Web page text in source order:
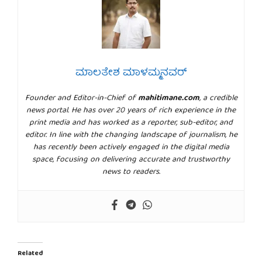
ಮಾಲತೇಶ ಮಾಳಮ್ಮನವರ್
Founder and Editor-in-Chief ofmahitimane.com, a credible
news portal. He has over 20 years of rich experience in the
print media and has worked as a reporter, sub-editor, and
editor. In line with the changing landscape of journalism, he
has recently been actively engaged in the digital media
space, focusing on delivering accurate and trustworthy
news to readers.
Related